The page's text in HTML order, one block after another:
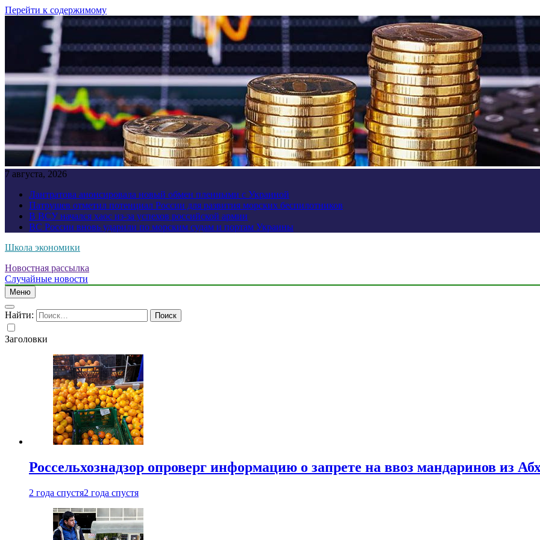
Перейти к содержимому
7 августа, 2026
Лантратова анонсировала новый обмен пленными с Украиной
Патрушев отметил потенциал России для развития морских беспилотников
В ВСУ начался хаос из-за успехов российской армии
ВС России вновь ударили по морским судам и портам Украины
Школа экономики
Новостная рассылка
Случайные новости
Меню
Найти:
Заголовки
Россельхознадзор опроверг информацию о запрете на ввоз мандаринов из
2 года спустя2 года спустя